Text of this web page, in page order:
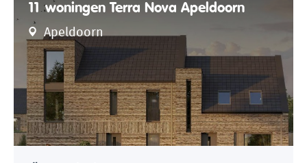
11 woningen Terra Nova Apeldoorn
Apeldoorn